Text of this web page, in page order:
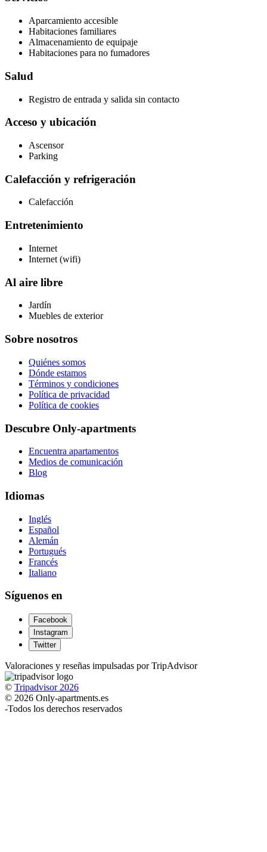
Aparcamiento accesible
Habitaciones familiares
Almacenamiento de equipaje
Habitaciones para no fumadores
Salud
Registro de entrada y salida sin contacto
Acceso y ubicación
Ascensor
Parking
Calefacción y refrigeración
Calefacción
Entretenimiento
Internet
Internet (wifi)
Al aire libre
Jardín
Muebles de exterior
Sobre nosotros
Quiénes somos
Dónde estamos
Términos y condiciones
Política de privacidad
Política de cookies
Descubre Only-apartments
Encuentra apartamentos
Medios de comunicación
Blog
Idiomas
Inglés
Español
Alemán
Portugués
Francés
Italiano
Síguenos en
Facebook
Instagram
Twitter
Valoraciones y reseñas impulsadas por TripAdvisor
© Tripadvisor 2026
© 2026 Only-apartments.es
-Todos los derechos reservados